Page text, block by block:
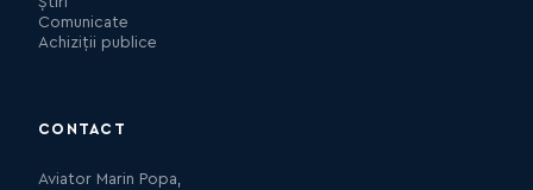
Comunicate
Achiziții publice
CONTACT
Aviator Marin Popa,